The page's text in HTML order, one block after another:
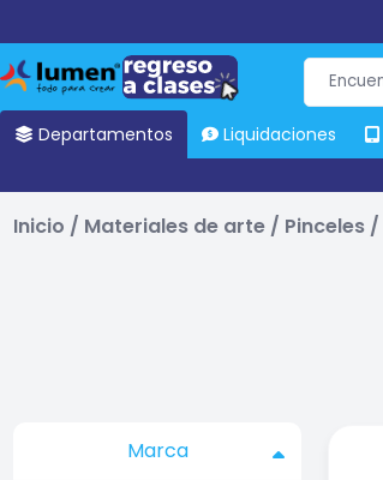
Departamentos Liquidaciones
Inicio / Materiales de arte / Pinceles /
Marca